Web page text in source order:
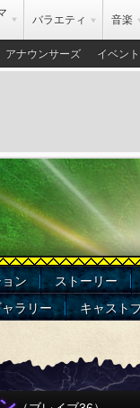
バラエティ 音楽
アナウンサーズ イベント
ン
ストーリー
ラリー キャスト